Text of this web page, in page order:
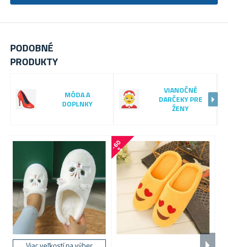
PODOBNÉ
PRODUKTY
MÓDA A
DOPLNKY
VIANOČNÉ
DARČEKY PRE
ŽENY
-
6
0
%